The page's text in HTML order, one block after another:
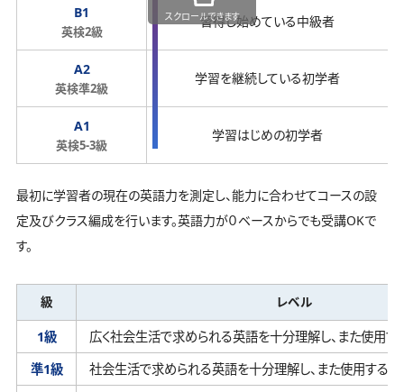
B1
英検2級
習得し始めている中級者
A2
英検準2級
学習を継続している初学者
A1
英検5-3級
学習はじめの初学者
スクロールできます
最初に学習者の現在の英語力を測定し、能力に合わせてコースの設
定及びクラス編成を行います。英語力が０ベースからでも受講OKで
す。
級 レベル
1級 広く社会生活で求められる英語を十分理解し、 また使用す
準1級
社会生活で求められる英語を十分理解し、 また使用するこ